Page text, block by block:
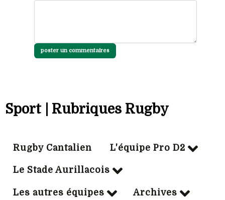
poster un commentaires
Sport | Rubriques Rugby
Rugby Cantalien L'équipe Pro D2
Le Stade Aurillacois
Les autres équipes Archives